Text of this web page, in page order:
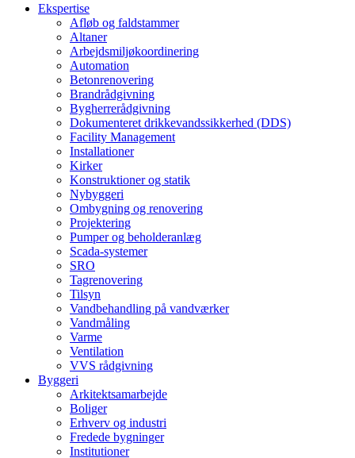
Ekspertise
Afløb og faldstammer
Altaner
Arbejdsmiljøkoordinering
Automation
Betonrenovering
Brandrådgivning
Bygherrerådgivning
Dokumenteret drikkevandssikkerhed (DDS)
Facility Management
Installationer
Kirker
Konstruktioner og statik
Nybyggeri
Ombygning og renovering
Projektering
Pumper og beholderanlæg
Scada-systemer
SRO
Tagrenovering
Tilsyn
Vandbehandling på vandværker
Vandmåling
Varme
Ventilation
VVS rådgivning
Byggeri
Arkitektsamarbejde
Boliger
Erhverv og industri
Fredede bygninger
Institutioner